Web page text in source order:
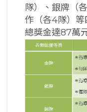
隊）、銀牌（
作（各4隊）等
總獎金達87萬